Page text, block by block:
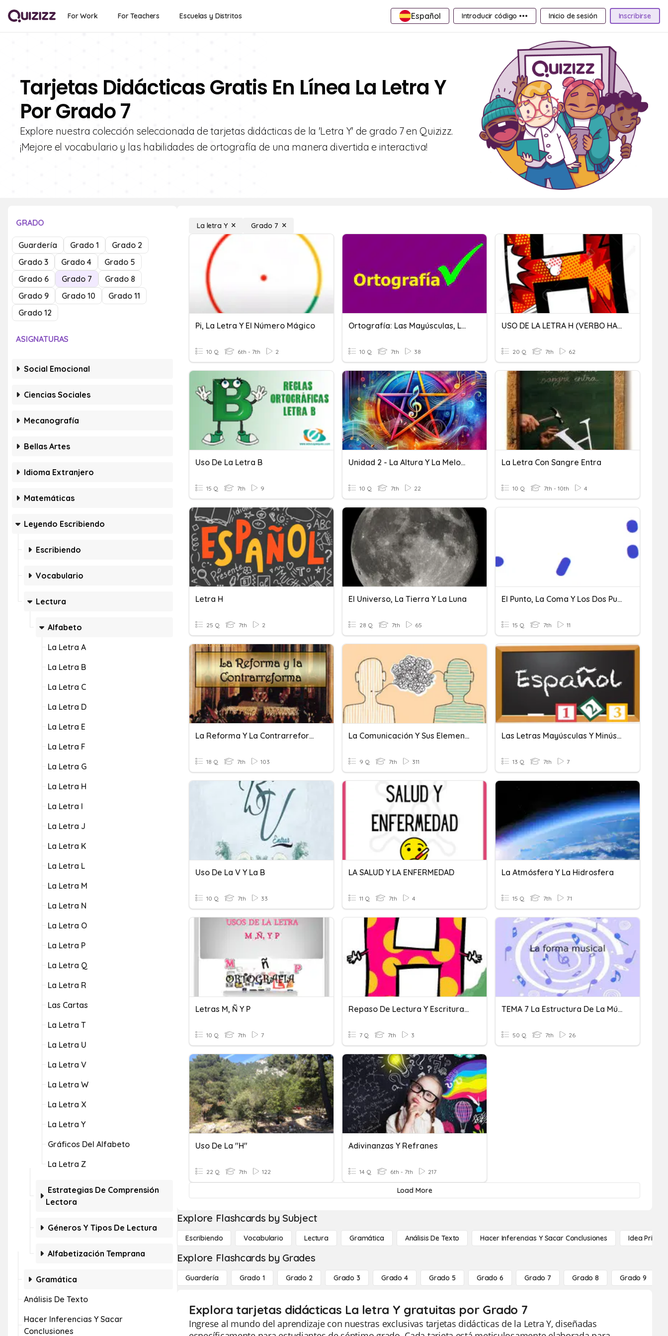
For Work For Teachers Escuelas y Distritos Español Introducir código ••• Inicio de sesión Inscribirse
Tarjetas Didácticas Gratis En Línea La Letra Y
Por Grado 7
Explore nuestra colección seleccionada de tarjetas didácticas de la 'Letra Y' de grado 7 en Quizizz.
¡Mejore el vocabulario y las habilidades de ortografía de una manera divertida e interactiva!
GRADO
Guardería Grado 1
Grado 2
Grado 3
Grado 4
Grado 5
Grado 6
Grado 7
Grado 8
Grado 9
Grado 10
Grado 11
Grado 12
ASIGNATURAS
Social Emocional
Ciencias Sociales
Mecanografía
Bellas Artes
Idioma Extranjero
Matemáticas
Leyendo Escribiendo
Escribiendo
Vocabulario
Lectura
Alfabeto
La Letra A
La Letra B
La Letra C
La Letra D
La Letra E
La Letra F
La Letra G
La Letra H
La Letra I
La Letra J
La Letra K
La Letra L
La Letra M
La Letra N
La Letra O
La Letra P
La Letra Q
La Letra R
Las Cartas
La Letra T
La Letra U
La Letra V
La Letra W
La Letra X
La Letra Y
Gráficos Del Alfabeto
La Letra Z
Estrategias De Comprensión
Lectora
Géneros Y Tipos De Lectura
Alfabetización Temprana
Gramática
Análisis De Texto
Hacer Inferencias Y Sacar
Conclusiones
La letra Y Grado 7
Pi, La Letra Y El Número Mágico
10 Q 6th - 7th 2
Ortografía: Las Mayúsculas, La Letra B Y La Letra V.
10 Q 7th 38
USO DE LA LETRA H (VERBO HACER Y ECHAR)
20 Q 7th 62
Uso De La Letra B
15 Q 7th 9
Unidad 2 - La Altura Y La Melodía
10 Q 7th 22
La Letra Con Sangre Entra
10 Q 7th - 10th 4
Letra H
25 Q 7th 2
El Universo, La Tierra Y La Luna
28 Q 7th 65
El Punto, La Coma Y Los Dos Puntos
15 Q 7th 11
La Reforma Y La Contrarreforma
18 Q 7th 103
La Comunicación Y Sus Elementos
9 Q 7th 311
Las Letras Mayúsculas Y Minúsculas
13 Q 7th 7
Uso De La V Y La B
10 Q 7th 33
LA SALUD Y LA ENFERMEDAD
11 Q 7th 4
La Atmósfera Y La Hidrosfera
15 Q 7th 71
Letras M, Ñ Y P
10 Q 7th 7
Repaso De Lectura Y Escritura Letra H.
7 Q 7th 3
TEMA 7 La Estructura De La Música: LA FORMA MUSICAL
50 Q 7th 26
Uso De La "h"
22 Q 7th 122
Adivinanzas Y Refranes
14 Q 6th - 7th 217
Load More
Explore Flashcards by Subject
Escribiendo Vocabulario Lectura Gramática Análisis De Texto Hacer Inferencias Y Sacar Conclusiones Idea
Explore Flashcards by Grades
Guardería Grado 1 Grado 2 Grado 3 Grado 4 Grado 5 Grado 6 Grado 7 Grado 8 Grado 9
Explora tarjetas didácticas La letra Y gratuitas por Grado 7
Ingrese al mundo del aprendizaje con nuestras exclusivas tarjetas didácticas de la Letra Y, diseñadas